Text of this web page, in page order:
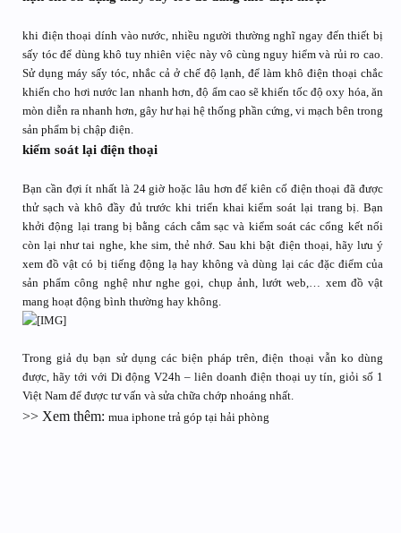
khi điện thoại dính vào nước, nhiều người thường nghĩ ngay đến thiết bị
sấy tóc để dùng khô tuy nhiên việc này vô cùng nguy hiểm và rủi ro cao.
Sử dụng máy sấy tóc, nhắc cả ở chế độ lạnh, để làm khô điện thoại chắc
khiến cho hơi nước lan nhanh hơn, độ ẩm cao sẽ khiến tốc độ oxy hóa, ăn
mòn diễn ra nhanh hơn, gây hư hại hệ thống phần cứng, vi mạch bên trong
sản phẩm bị chập điện.
kiểm soát lại điện thoại
Bạn cần đợi ít nhất là 24 giờ hoặc lâu hơn để kiên cố điện thoại đã được
thử sạch và khô đầy đủ trước khi triển khai kiểm soát lại trang bị. Bạn
khởi động lại trang bị bằng cách cắm sạc và kiểm soát các cổng kết nối
còn lại như tai nghe, khe sim, thẻ nhớ. Sau khi bật điện thoại, hãy lưu ý
xem đồ vật có bị tiếng động lạ hay không và dùng lại các đặc điểm của
sản phẩm công nghệ như nghe gọi, chụp ảnh, lướt web,… xem đồ vật
mang hoạt động bình thường hay không.
Trong giả dụ bạn sử dụng các biện pháp trên, điện thoại vẫn ko dùng
được, hãy tới với Di động V24h – liên doanh điện thoại uy tín, giỏi số 1
Việt Nam để được tư vấn và sửa chữa chớp nhoáng nhất.
>> Xem thêm: mua iphone trả góp tại hải phòng